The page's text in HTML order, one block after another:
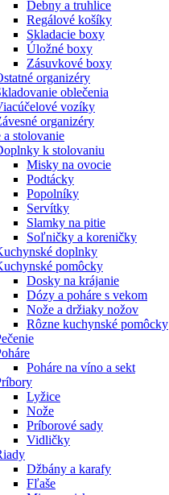
Debny a truhlice
Regálové košíky
Skladacie boxy
Úložné boxy
Zásuvkové boxy
organizéry
oblečenia
vozíky
organizéry
a stolovanie
k stolovaniu
Misky na ovocie
Podtácky
Popolníky
Servítky
Slamky na pitie
Soľničky a koreničky
doplnky
pomôcky
Dosky na krájanie
Dózy a poháre s vekom
Nože a držiaky nožov
Rôzne kuchynské pomôcky
Poháre na víno a sekt
Lyžice
Nože
Príborové sady
Vidličky
Džbány a karafy
Fľaše